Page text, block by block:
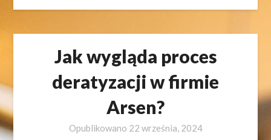
Jak wygląda proces
deratyzacji w firmie
Arsen?
Opublikowano 22 września, 2024